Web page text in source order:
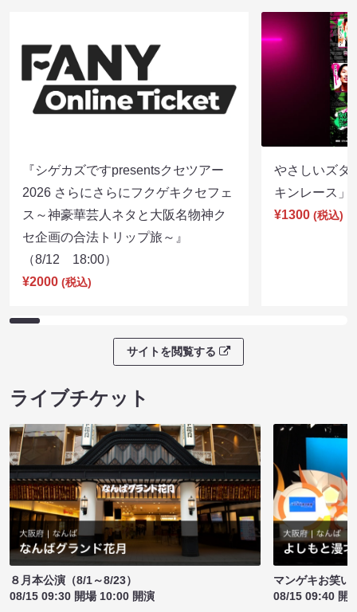
『シゲカズですpresentsクセツアー
2026 さらにさらにフクゲキクセフェ
ス～神豪華芸人ネタと大阪名物神ク
セ企画の合法トリップ旅～』
（8/12 18:00）
¥2000 (税込)
やさしいズタ
キンレース
¥1300 (税込)
サイトを閲覧する
ライブチケット
８月本公演（8/1～8/23）
08/15 09:30 開場 10:00 開演
マンゲキお笑い
08/15 09:40 開